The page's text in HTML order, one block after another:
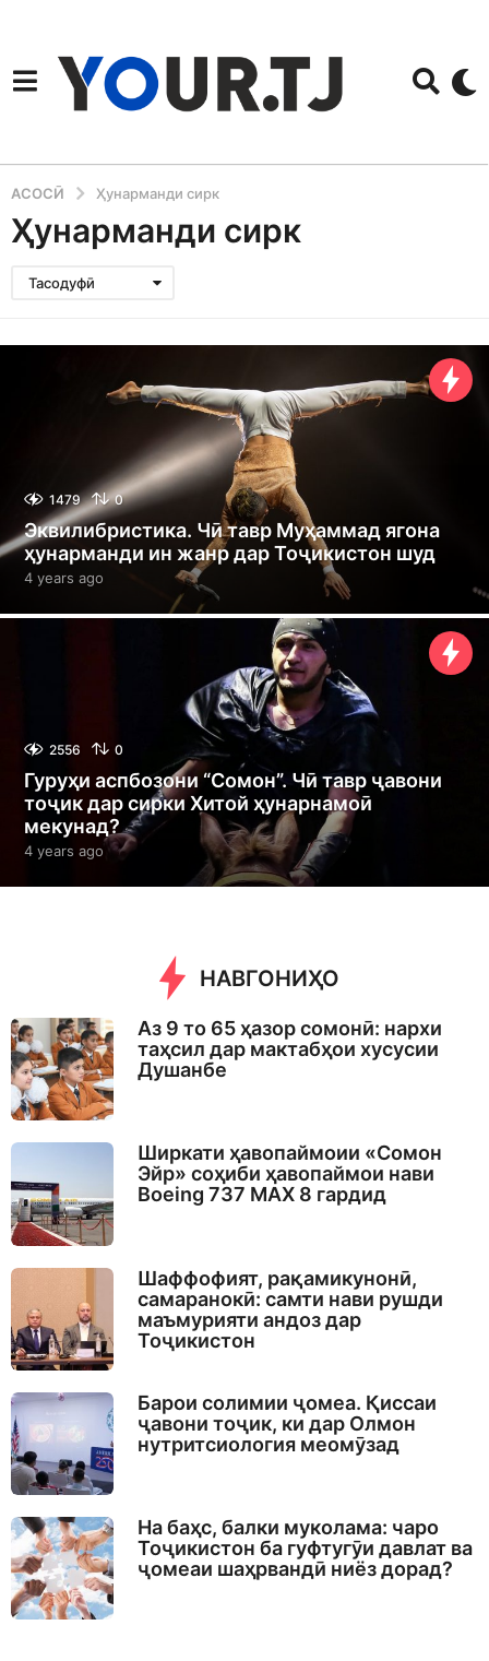
АСОСӢ Ҳунарманди сирк
Ҳунарманди сирк
Тасодуфӣ
1479 0
Эквилибристика. Чӣ тавр Муҳаммад ягона
ҳунарманди ин жанр дар Тоҷикистон шуд
4 years ago
e
o
2556 0
Гуруҳи аспбозони “Сомон”. Чӣ тавр ҷавони
тоҷик дар сирки Хитой ҳунарнамоӣ
мекунад?
4 years ago 4
e
o
НАВГОНИҲО
Аз 9 то 65 ҳазор сомонӣ: нархи
таҳсил дар мактабҳои хусусии
Душанбе
Ширкати ҳавопаймоии «Сомон
Эйр» соҳиби ҳавопаймои нави
Boeing 737 MAX 8 гардид
Шаффофият, рақамикунонӣ,
самаранокӣ: самти нави рушди
маъмурияти андоз дар
Тоҷикистон
Барои солимии ҷомеа. Қиссаи
ҷавони тоҷик, ки дар Олмон
нутритсиология меомӯзад
На баҳс, балки муколама: чаро
Тоҷикистон ба гуфтугӯи давлат ва
ҷомеаи шаҳрвандӣ ниёз дорад?